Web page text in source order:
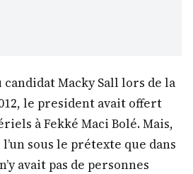
Macky Sall lors de la
le president avait offert
à Fekké Maci Bolé. Mais,
sous le prétexte que dans
avait pas de personnes